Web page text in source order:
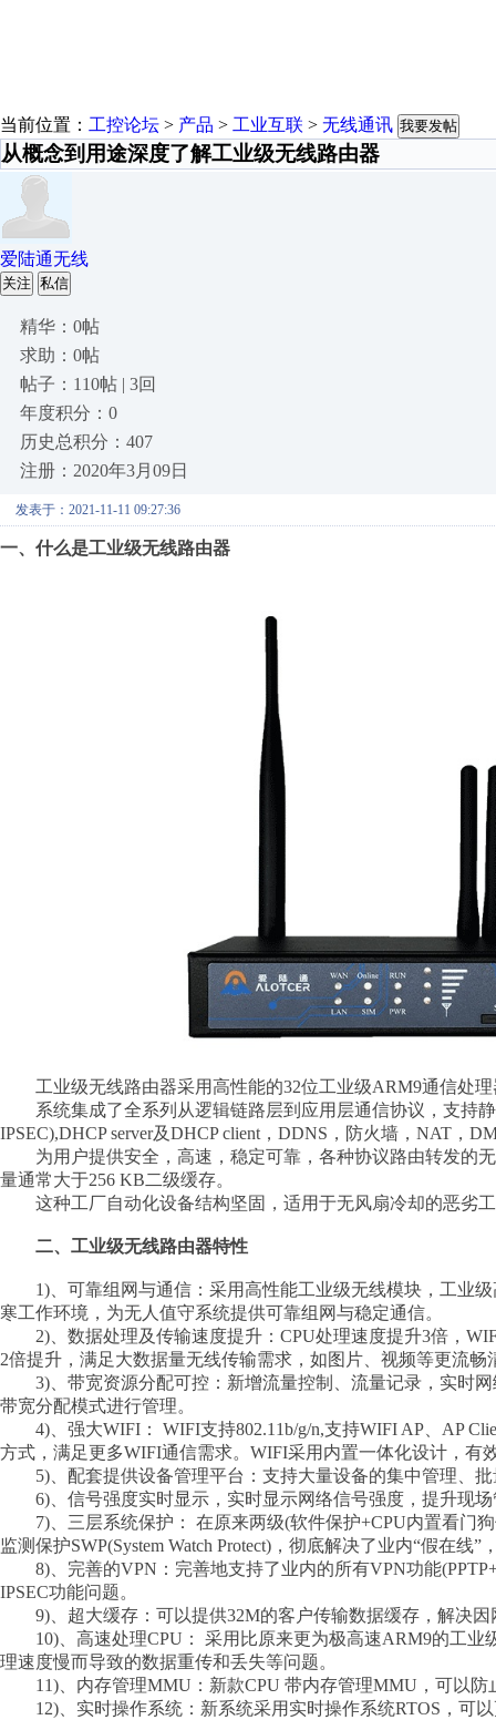
当前位置： 工控论坛 > 产品 > 工业互联 > 无线通讯 我要发帖
从概念到用途深度了解工业级无线路由器
爱陆通无线
关注 私信
精华：0帖
求助：0帖
帖子：110帖 | 3回
年度积分：0
历史总积分：407
注册：2020年3月09日
发表于：2021-11-11 09:27:36
一、什么是工业级无线路由器
工业级无线路由器采用高性能的32位工业级ARM9通信处理
系统集成了全系列从逻辑链路层到应用层通信协议，支持静
IPSEC),DHCP server及DHCP client，DDNS，防火墙，NAT，
为用户提供安全，高速，稳定可靠，各种协议路由转发的无
量通常大于256 KB二级缓存。
这种工厂自动化设备结构坚固，适用于无风扇冷却的恶劣
二、工业级无线路由器特性
1)、可靠组网与通信：采用高性能工业级无线模块，工业级
寒工作环境，为无人值守系统提供可靠组网与稳定通信。
2)、数据处理及传输速度提升：CPU处理速度提升3倍，
2倍提升，满足大数据量无线传输需求，如图片、视频等更流畅
3)、带宽资源分配可控：新增流量控制、流量记录，实时网
带宽分配模式进行管理。
4)、强大WIFI： WIFI支持802.11b/g/n,支持WIFI AP、AP
方式，满足更多WIFI通信需求。WIFI采用内置一体化设计，有
5)、配套提供设备管理平台：支持大量设备的集中管理、批
6)、信号强度实时显示，实时显示网络信号强度，提升现场
7)、三层系统保护： 在原来两级(软件保护+CPU内置看门
监测保护SWP(System Watch Protect)，彻底解决了业内“假在线
8)、完善的VPN：完善地支持了业内的所有VPN功能
IPSEC功能问题。
9)、超大缓存：可以提供32M的客户传输数据缓存，解决因
10)、高速处理CPU： 采用比原来更为极高速ARM9的工业
理速度慢而导致的数据重传和丢失等问题。
11)、内存管理MMU：新款CPU 带内存管理MMU，可以防
12)、实时操作系统：新系统采用实时操作系统RTOS，可